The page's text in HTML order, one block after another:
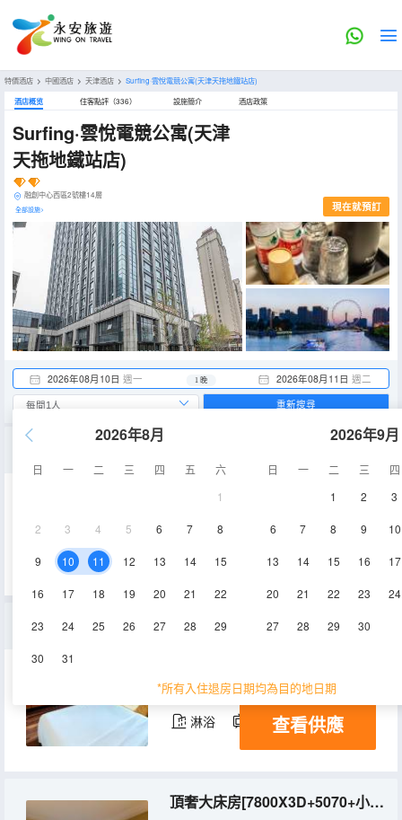
特價酒店 > 中國酒店 > 天津酒店 > Surfing·雲悅電競公寓(天津天拖地鐵站店)
酒店概览 住客點評（336） 設施簡介 酒店政策
Surfing·雲悅電競公寓(天津
天拖地鐵站店)
融創中心西區2號樓14層
全部設施> 現在就預訂
2026年08月10日 週一 2026年08月11日 週二
1 晚
2026年8月
日 一 二 三 四 五
六
1
2 3 4 5 6 7 8
9 10 11 12 13 14 15
16 17 18 19 20 21 22
23 24 25 26 27 28 29
30 31
2026年9月
日 一 二 三
四
1
2 3
6 7 8 9 10
13 14 15 16 17
20 21 22 23 24
27 28 29 30
*所有入住退房日期均為目的地日期
重新搜尋
48-52㎡ 空調
48-52㎡ 7-28層
淋浴 電視機
查看供應
頂奢大床房[7800X3D+5070+小蜜蜂+GPW+2K320+機械臂]